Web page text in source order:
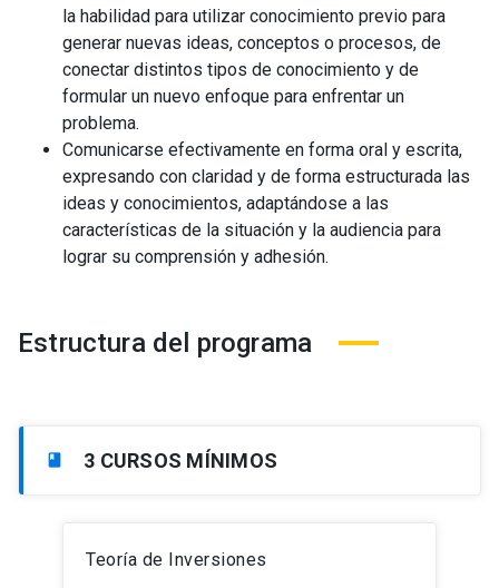
la habilidad para utilizar conocimiento previo para
generar nuevas ideas, conceptos o procesos, de
conectar distintos tipos de conocimiento y de
formular un nuevo enfoque para enfrentar un
problema.
Comunicarse efectivamente en forma oral y escrita,
expresando con claridad y de forma estructurada las
ideas y conocimientos, adaptándose a las
características de la situación y la audiencia para
lograr su comprensión y adhesión.
Estructura del programa
book 3 CURSOS MÍNIMOS
Teoría de Inversiones